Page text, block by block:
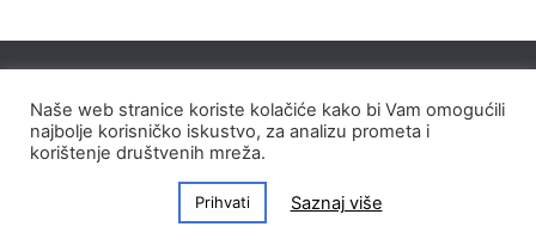
LITERATURA
© 2020 ‑ 2021 Hrvatska akademija znanosti i
Naše web stranice koriste kolačiće kako bi Vam omogućili
najbolje korisničko iskustvo, za analizu prometa i
korištenje društvenih mreža.
Prihvati Saznaj više